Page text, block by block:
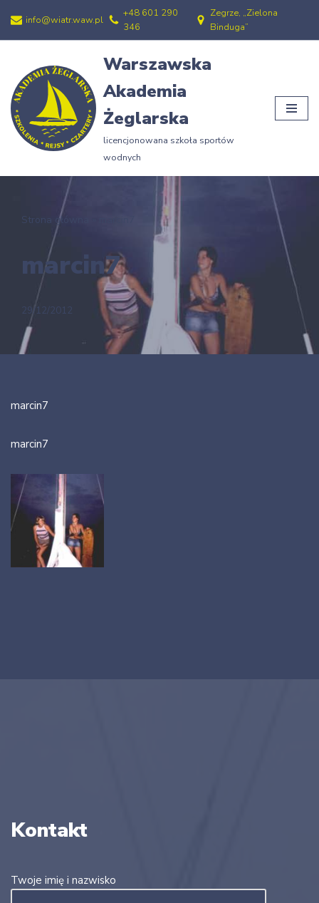
Przejdź
treści
info@wiatr.waw.pl
+48 601 290
346
Zegrze, „Zielona
Binduga”
Warszawska
Akademia
Żeglarska
licencjonowana szkoła sportów
wodnych
Strona główna
marcin7
29/12/2012
marcin7
marcin7
Kontakt
Twoje imię i nazwisko